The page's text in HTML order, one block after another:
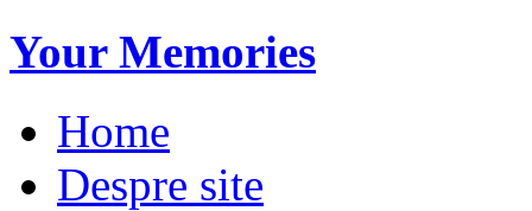
Your Memories
Home
Despre site